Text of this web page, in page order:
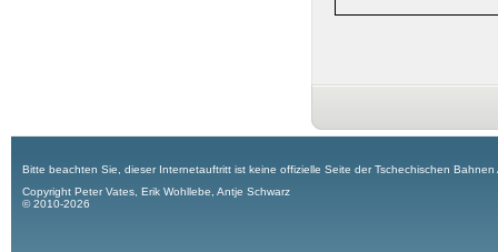
Bitte beachten Sie, dieser Internetauftritt ist keine offizielle Seite der Tschechischen
Copyright Peter Vates, Erik Wohllebe, Antje Schwarz
© 2010-2026